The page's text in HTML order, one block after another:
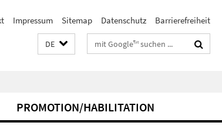
Impressum Sitemap Datenschutz Barrierefreiheit
DE Suchbegriffe
PROMOTION/HABILITATION